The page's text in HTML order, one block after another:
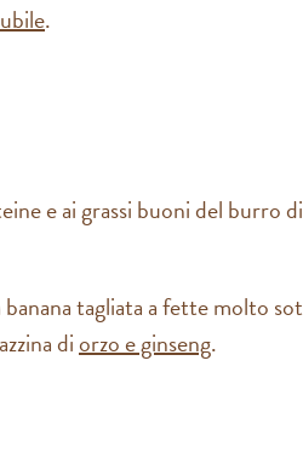
.
e ai grassi buoni del burro
tagliata a fette molto
diorzo e ginseng.